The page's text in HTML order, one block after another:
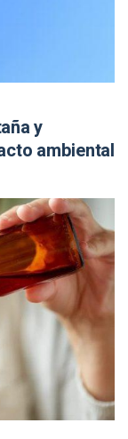
y
ambiental